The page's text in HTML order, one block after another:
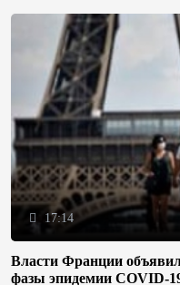
17:14
Власти Франции
фазы эпидемии COVID-